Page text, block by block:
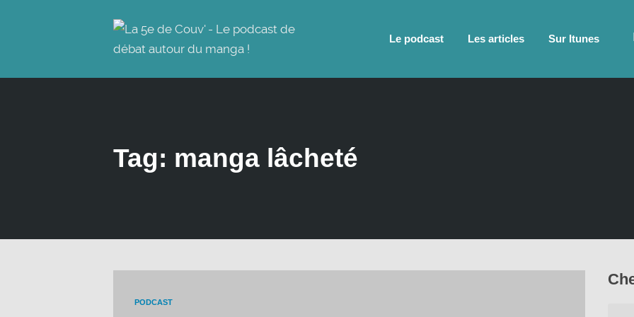
Le podcast Les articles Sur Itunes
Tag: manga lâcheté
PODCAST